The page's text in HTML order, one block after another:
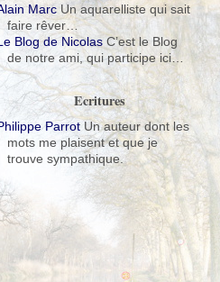
Marc Un aquarelliste qui sait
faire rêver…
Blog de Nicolas C’est le Blog
de notre ami, qui participe ici…
Ecritures
ParrotUn auteur dont les
mots me plaisent et que je
trouve sympathique.